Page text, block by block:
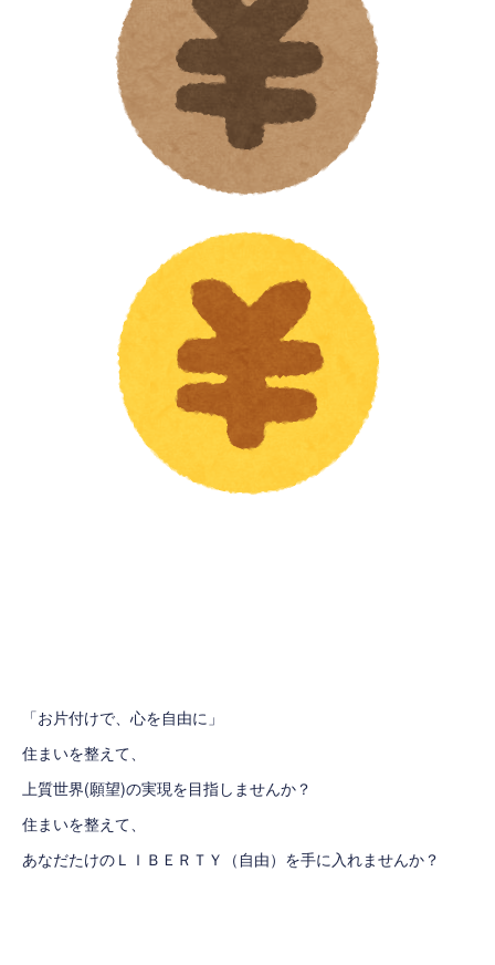
「お片付けで、心を自由に」
住まいを整えて、
上質世界(願望)の実現を目指しませんか？
住まいを整えて、
あなだたけのＬＩＢＥＲＴＹ（自由）を手に入れませんか？